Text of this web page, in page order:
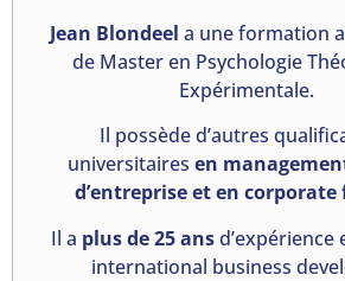
Jean Blondeel a une formation
de Master en Psychologie
Expérimentale.
Il possède d’autres
universitaires en
d’entrepriseet en corporate
Il a plus de 25 ansd’expérience
international business